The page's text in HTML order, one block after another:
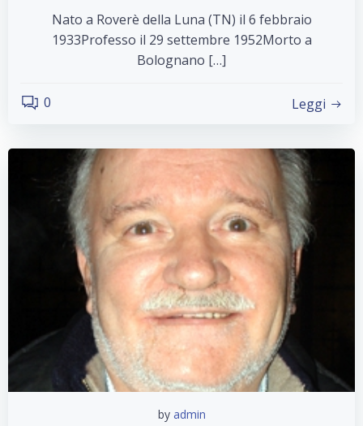
Nato a Roverè della Luna (TN) il 6 febbraio
1933Professo il 29 settembre 1952Morto a
Bolognano […]
0 Leggi
by admin